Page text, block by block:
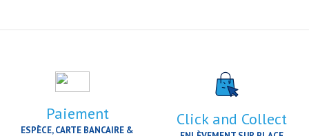
Paiement
ESPÈCE, CARTE BANCAIRE &
Click and Collect